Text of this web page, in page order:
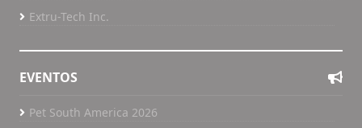
Extru-Tech Inc.
EVENTOS
Pet South America 2026